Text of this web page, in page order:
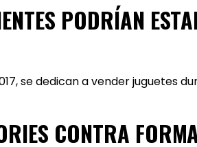
PODRÍAN
se dedican a vender juguetes
CONTRA